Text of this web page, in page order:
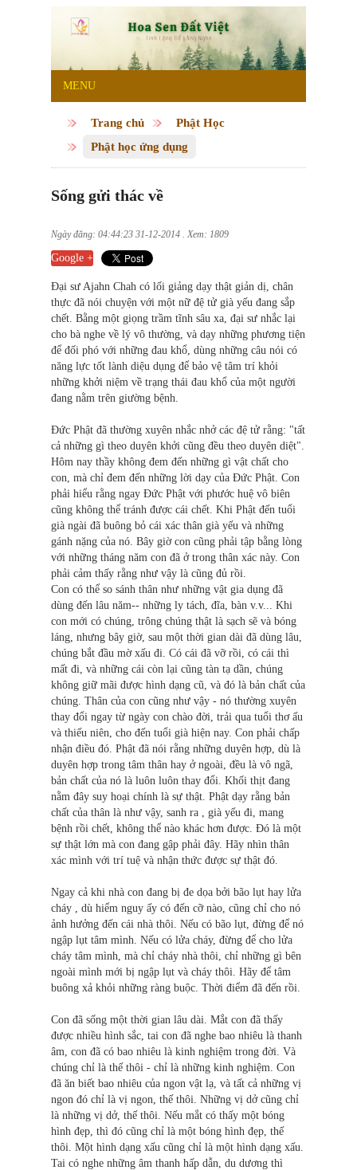
MENU
Trang chủ
Phật Học
Phật học ứng dụng
Sống gửi thác về
Ngày đăng: 04:44:23 31-12-2014 . Xem: 1809
Google +
Đại sư Ajahn Chah có lối giảng dạy thật giản dị, chân
thực đã nói chuyện với một nữ đệ tử già yếu đang sắp
chết. Bằng một giọng trầm tĩnh sâu xa, đại sư nhắc lại
cho bà nghe về lý vô thường, và dạy những phương tiện
để đối phó với những đau khổ, dùng những câu nói có
năng lực tốt lành diệu dụng để bảo vệ tâm trí khỏi
những khởi niệm về trạng thái đau khổ của một người
đang nằm trên giường bệnh.
Ðức Phật đã thường xuyên nhắc nhở các đệ tử rằng: "tất
cả những gì theo duyên khởi cũng đều theo duyên diệt".
Hôm nay thầy không đem đến những gì vật chất cho
con, mà chỉ đem đến những lời dạy của Ðức Phật. Con
phải hiểu rằng ngay Đức Phật với phước huệ vô biên
cũng không thể tránh được cái chết. Khi Phật đến tuổi
già ngài đã buông bỏ cái xác thân già yếu và những
gánh nặng của nó. Bây giờ con cũng phải tập bằng lòng
với những tháng năm con đã ở trong thân xác này. Con
phải cảm thấy rằng như vậy là cũng đủ rồi.
Con có thể so sánh thân như những vật gia dụng đã
dùng đến lâu năm-- những ly tách, đĩa, bàn v.v... Khi
con mới có chúng, trông chúng thật là sạch sẽ và bóng
láng, nhưng bây giờ, sau một thời gian dài đã dùng lâu,
chúng bắt đầu mờ xấu đi. Có cái đã vỡ rồi, có cái thì
mất đi, và những cái còn lại cũng tàn tạ dần, chúng
không giữ mãi được hình dạng cũ, và đó là bản chất của
chúng. Thân của con cũng như vậy - nó thường xuyên
thay đổi ngay từ ngày con chào đời, trải qua tuổi thơ ấu
và thiếu niên, cho đến tuổi già hiện nay. Con phải chấp
nhận điều đó. Phật đã nói rằng những duyên hợp, dù là
duyên hợp trong tâm thân hay ở ngoài, đều là vô ngã,
bản chất của nó là luôn luôn thay đổi. Khối thịt đang
nằm đây suy hoại chính là sự thật. Phật dạy rằng bản
chất của thân là như vậy, sanh ra , già yếu đi, mang
bệnh rồi chết, không thể nào khác hơn được. Ðó là một
sự thật lớn mà con đang gập phải đây. Hãy nhìn thân
xác mình với trí tuệ và nhận thức được sự thật đó.
Ngay cả khi nhà con đang bị đe dọa bởi bão lụt hay lửa
cháy , dù hiểm nguy ấy có đến cỡ nào, cũng chỉ cho nó
ảnh hưởng đến cái nhà thôi. Nếu có bão lụt, đừng để nó
ngập lụt tâm mình. Nếu có lửa cháy, đừng để cho lửa
cháy tâm mình, mà chỉ cháy nhà thôi, chỉ những gì bên
ngoài mình mới bị ngập lụt và cháy thôi. Hãy để tâm
buông xả khỏi những ràng buộc. Thời điểm đã đến rồi.
Con đã sống một thời gian lâu dài. Mắt con đã thấy
được nhiều hình sắc, tai con đã nghe bao nhiêu là thanh
âm, con đã có bao nhiêu là kinh nghiệm trong đời. Và
chúng chỉ là thế thôi - chỉ là những kinh nghiệm. Con
đã ăn biết bao nhiêu của ngon vật lạ, và tất cả những vị
ngon đó chỉ là vị ngon, thế thôi. Những vị dở cũng chỉ
là những vị dở, thế thôi. Nếu mắt có thấy một bóng
hình đẹp, thì đó cũng chỉ là một bóng hình đẹp, thế
thôi. Một hình dạng xấu cũng chỉ là một hình dạng xấu.
Tai có nghe những âm thanh hấp dẫn, du dương thì